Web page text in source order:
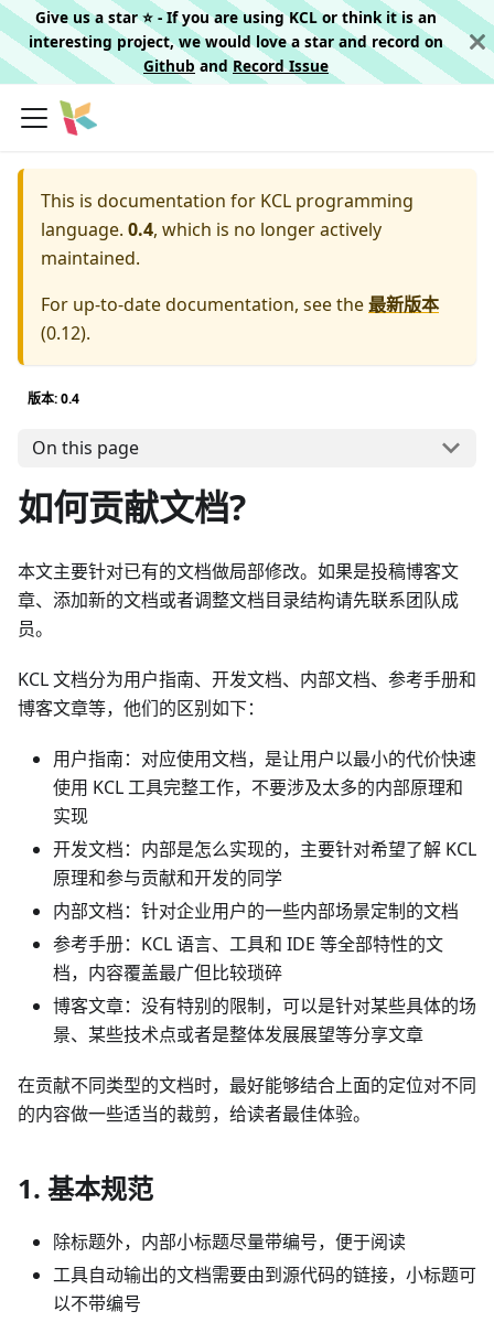
Give us a star ⭐️ - If you are using KCL or think it is an
interesting project, we would love a star and record on
Githuband Record Issue
This is documentation for KCL programming
language. 0.4, which is no longer actively
maintained.
For up-to-date documentation, see the最新版本
(0.12).
版本: 0.4
On this page
如何贡献文档?
本文主要针对已有的文档做局部修改。如果是投稿博客文
章、添加新的文档或者调整文档目录结构请先联系团队成
员。
KCL 文档分为用户指南、开发文档、内部文档、参考手册和
博客文章等，他们的区别如下：
用户指南：对应使用文档，是让用户以最小的代价快速
使用 KCL 工具完整工作，不要涉及太多的内部原理和
实现
开发文档：内部是怎么实现的，主要针对希望了解 KCL
原理和参与贡献和开发的同学
内部文档：针对企业用户的一些内部场景定制的文档
参考手册：KCL 语言、工具和 IDE 等全部特性的文
档，内容覆盖最广但比较琐碎
博客文章：没有特别的限制，可以是针对某些具体的场
景、某些技术点或者是整体发展展望等分享文章
在贡献不同类型的文档时，最好能够结合上面的定位对不同
的内容做一些适当的裁剪，给读者最佳体验。
1. 基本规范
除标题外，内部小标题尽量带编号，便于阅读
工具自动输出的文档需要由到源代码的链接，小标题可
以不带编号